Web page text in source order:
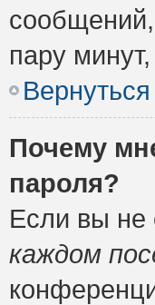
сообщений,
пару
Почему
пароля?
Если вы не
каждом